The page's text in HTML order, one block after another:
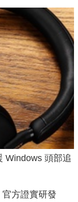
Windows 頭部追
方證實研發